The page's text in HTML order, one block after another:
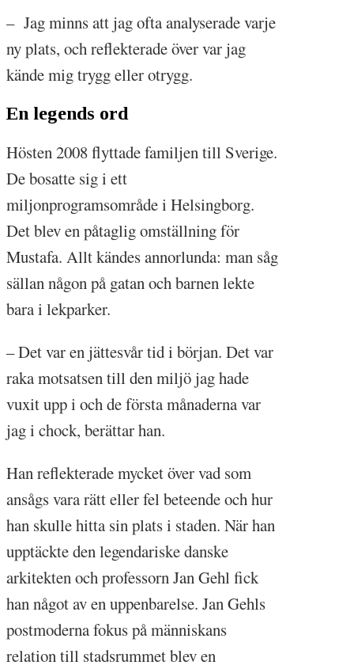
– Jag minns att jag ofta analyserade varje
ny plats, och reflekterade över var jag
kände mig trygg eller otrygg.
En legends ord
Hösten 2008 flyttade familjen till Sverige.
De bosatte sig i ett
miljonprogramsområde i Helsingborg.
Det blev en påtaglig omställning för
Mustafa. Allt kändes annorlunda: man såg
sällan någon på gatan och barnen lekte
bara i lekparker.
– Det var en jättesvår tid i början. Det var
raka motsatsen till den miljö jag hade
vuxit upp i och de första månaderna var
jag i chock, berättar han.
Han reflekterade mycket över vad som
ansågs vara rätt eller fel beteende och hur
han skulle hitta sin plats i staden. När han
upptäckte den legendariske danske
arkitekten och professorn Jan Gehl fick
han något av en uppenbarelse. Jan Gehls
postmoderna fokus på människans
relation till stadsrummet blev en